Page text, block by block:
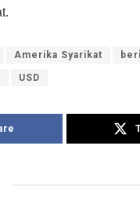
Amerika Syarikat
USD